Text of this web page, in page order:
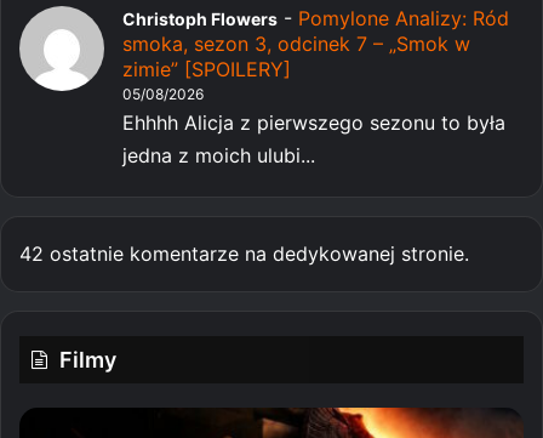
Christoph Flowers - Pomylone Analizy: Ród
smoka, sezon 3, odcinek 7 – „Smok w
zimie” [SPOILERY]
05/08/2026
Ehhhh Alicja z pierwszego sezonu to była
jedna z moich ulubi...
42 ostatnie komentarze na dedykowanej stronie.
Filmy